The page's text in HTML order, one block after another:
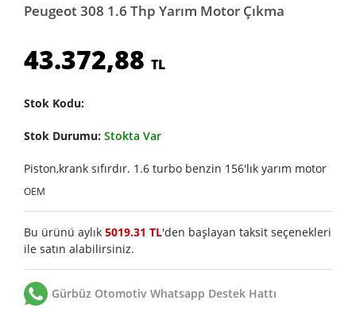
Peugeot 308 1.6 Thp Yarım Motor Çıkma
43.372,88 TL
Stok Kodu:
Stok Durumu: Stokta Var
Piston,krank sıfırdır. 1.6 turbo benzin 156'lık yarım motor
OEM
Bu ürünü aylık 5019.31 TL'den başlayan taksit seçenekleri
ile satın alabilirsiniz.
Gürbüz Otomotiv Whatsapp Destek Hattı